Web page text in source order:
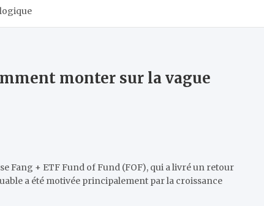
monter sur la vague
Fang + ETF Fund of Fund (FOF), qui a livré un retour
a été motivée principalement par la croissance